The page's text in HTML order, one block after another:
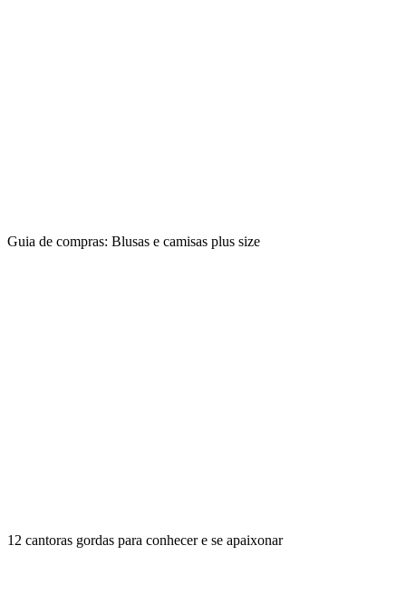
Guia de compras: Blusas e camisas plus size
12 cantoras gordas para conhecer e se apaixonar